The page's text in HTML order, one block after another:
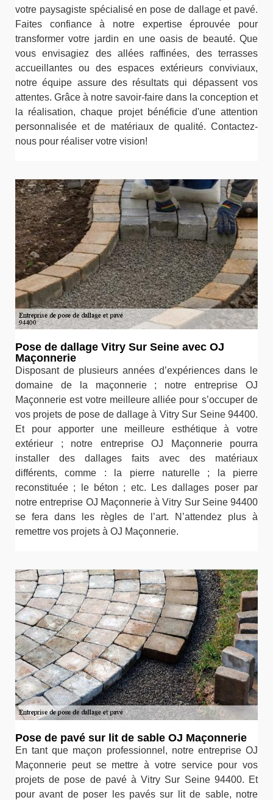
votre paysagiste spécialisé en pose de dallage et pavé.
Faites confiance à notre expertise éprouvée pour
transformer votre jardin en une oasis de beauté. Que
vous envisagiez des allées raffinées, des terrasses
accueillantes ou des espaces extérieurs conviviaux,
notre équipe assure des résultats qui dépassent vos
attentes. Grâce à notre savoir-faire dans la conception et
la réalisation, chaque projet bénéficie d'une attention
personnalisée et de matériaux de qualité. Contactez-
nous pour réaliser votre vision!
Pose de dallage Vitry Sur Seine avec OJ
Maçonnerie
Disposant de plusieurs années d’expériences dans le
domaine de la maçonnerie ; notre entreprise OJ
Maçonnerie est votre meilleure alliée pour s’occuper de
vos projets de pose de dallage à Vitry Sur Seine 94400.
Et pour apporter une meilleure esthétique à votre
extérieur ; notre entreprise OJ Maçonnerie pourra
installer des dallages faits avec des matériaux
différents, comme : la pierre naturelle ; la pierre
reconstituée ; le béton ; etc. Les dallages poser par
notre entreprise OJ Maçonnerie à Vitry Sur Seine 94400
se fera dans les règles de l’art. N’attendez plus à
remettre vos projets à OJ Maçonnerie.
Pose de pavé sur lit de sable OJ Maçonnerie
En tant que maçon professionnel, notre entreprise OJ
Maçonnerie peut se mettre à votre service pour vos
projets de pose de pavé à Vitry Sur Seine 94400. Et
pour avant de poser les pavés sur lit de sable, notre